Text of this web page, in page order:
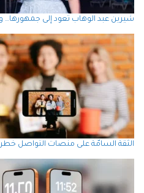
شيرين عبد الوهاب تعود إلى جمهورها…
الثقة السامّة على منصات التواصل خطر